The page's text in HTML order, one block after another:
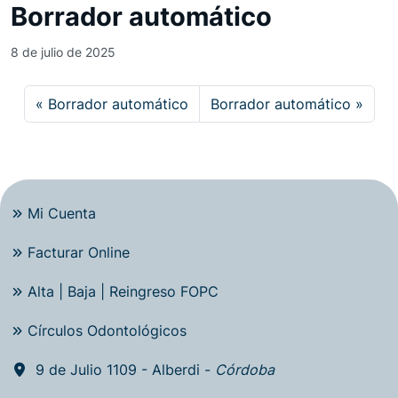
Borrador automático
8 de julio de 2025
Borrador automático Borrador automático
Mi Cuenta
Facturar Online
Alta | Baja | Reingreso FOPC
Círculos Odontológicos
9 de Julio 1109 - Alberdi - Córdoba